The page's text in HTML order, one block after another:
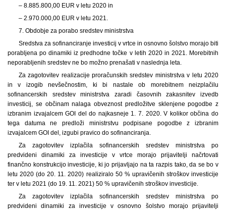
– 8.885.800,00 EUR v letu 2020 in
– 2.970.000,00 EUR v letu 2021.
7. Obdobje za porabo sredstev ministrstva
Sredstva za sofinanciranje investicij v vrtce in osnovno šolstvo morajo biti
porabljena po dinamiki iz predhodne točke v letih 2020 in 2021. Morebitnih
neporabljenih sredstev ne bo možno prenašati v naslednja leta.
Za zagotovitev realizacije proračunskih sredstev ministrstva v letu 2020
in v izogib nevšečnostim, ki bi nastale ob morebitnem neizplačilu
sofinancerskih sredstev ministrstva zaradi časovnih zakasnitev izvedb
investicij, se občinam nalaga obveznost predložitve sklenjene pogodbe z
izbranim izvajalcem GOI del do najkasneje 1. 7. 2020. V kolikor občina do
tega datuma ne predloži ministrstvu podpisane pogodbe z izbranim
izvajalcem GOI del, izgubi pravico do sofinanciranja.
Za zagotovitev izplačila sofinancerskih sredstev ministrstva po
predvideni dinamiki za investicije v vrtce morajo prijavitelji načrtovati
finančno konstrukcijo investicije, ki jo prijavljajo na ta razpis tako, da se bo v
letu 2020 (do 20. 11. 2020) realiziralo 50 % upravičenih stroškov investicije
ter v letu 2021 (do 19. 11. 2021) 50 % upravičenih stroškov investicije.
Za zagotovitev izplačila sofinancerskih sredstev ministrstva po
predvideni dinamiki za investicije v osnovno šolstvo morajo prijavitelji